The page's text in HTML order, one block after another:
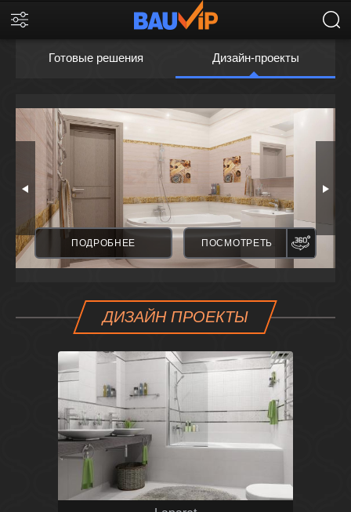
Готовые решения Дизайн-проекты
ПОДРОБНЕЕ ПОСМОТРЕТЬ
ДИЗАЙН ПРОЕКТЫ